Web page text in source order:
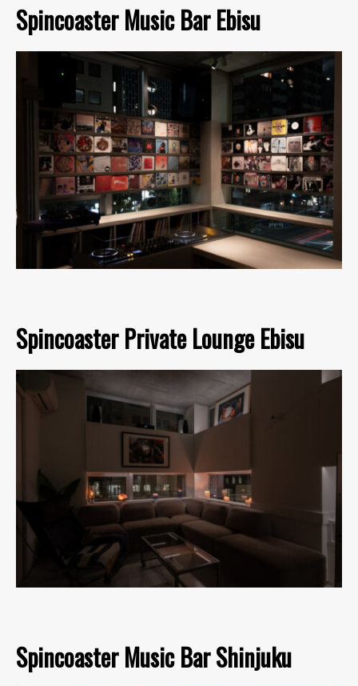
Spincoaster Music Bar Ebisu
Spincoaster Private Lounge Ebisu
Spincoaster Music Bar Shinjuku